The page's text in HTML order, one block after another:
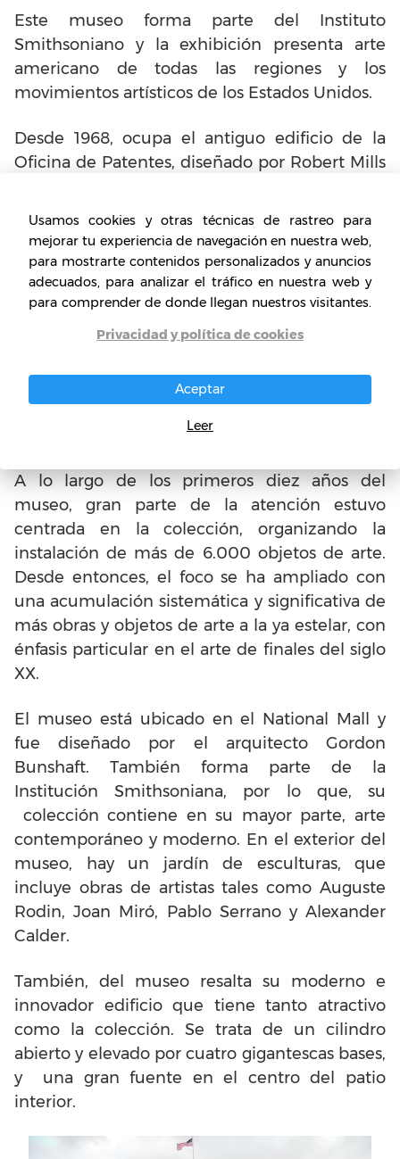
Este museo forma parte del Instituto
Smithsoniano y la exhibición presenta arte
americano de todas las regiones y los
movimientos artísticos de los Estados Unidos.
Desde 1968, ocupa el antiguo edificio de la
Oficina de Patentes, diseñado por Robert Mills
1867, que comparte espacio con otro museo
smithsoniano, como lo es la galería nacional
de retratos. Así mismo, el museo cuenta con
dos espacios públicos considerados
innovadores el Luce Fundation Center for
American Art y el Centro de Conservación
Museo Hirshhorm y Jardín de
A lo largo de los primeros diez años del
museo, gran parte de la atención estuvo
centrada en la colección, organizando la
instalación de más de 6.000 objetos de arte.
Desde entonces, el foco se ha ampliado con
una acumulación sistemática y significativa de
más obras y objetos de arte a la ya estelar, con
énfasis particular en el arte de finales del siglo
XX.
El museo está ubicado en el National Mall y
fue diseñado por el arquitecto Gordon
Bunshaft. También forma parte de la
Institución Smithsoniana, por lo que, su
colección contiene en su mayor parte, arte
contemporáneo y moderno. En el exterior del
museo, hay un jardín de esculturas, que
incluye obras de artistas tales como Auguste
Rodin, Joan Miró, Pablo Serrano y Alexander
Calder.
También, del museo resalta su moderno e
innovador edificio que tiene tanto atractivo
como la colección. Se trata de un cilindro
abierto y elevado por cuatro gigantescas bases,
y una gran fuente en el centro del patio
interior.
Usamos cookies y otras técnicas de rastreo para
mejorar tu experiencia de navegación en nuestra web,
para mostrarte contenidos personalizados y anuncios
adecuados, para analizar el tráfico en nuestra web y
para comprender de donde llegan nuestros visitantes.
Privacidad y política de cookies
Aceptar
Leer